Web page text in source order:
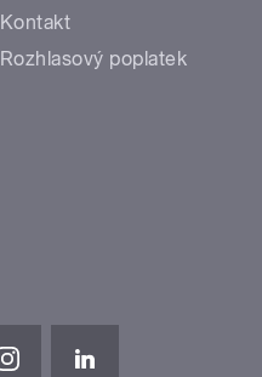
Kontakt
Rozhlasový poplatek